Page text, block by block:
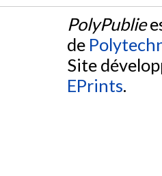
PolyPublie
de
Site
EPrints.